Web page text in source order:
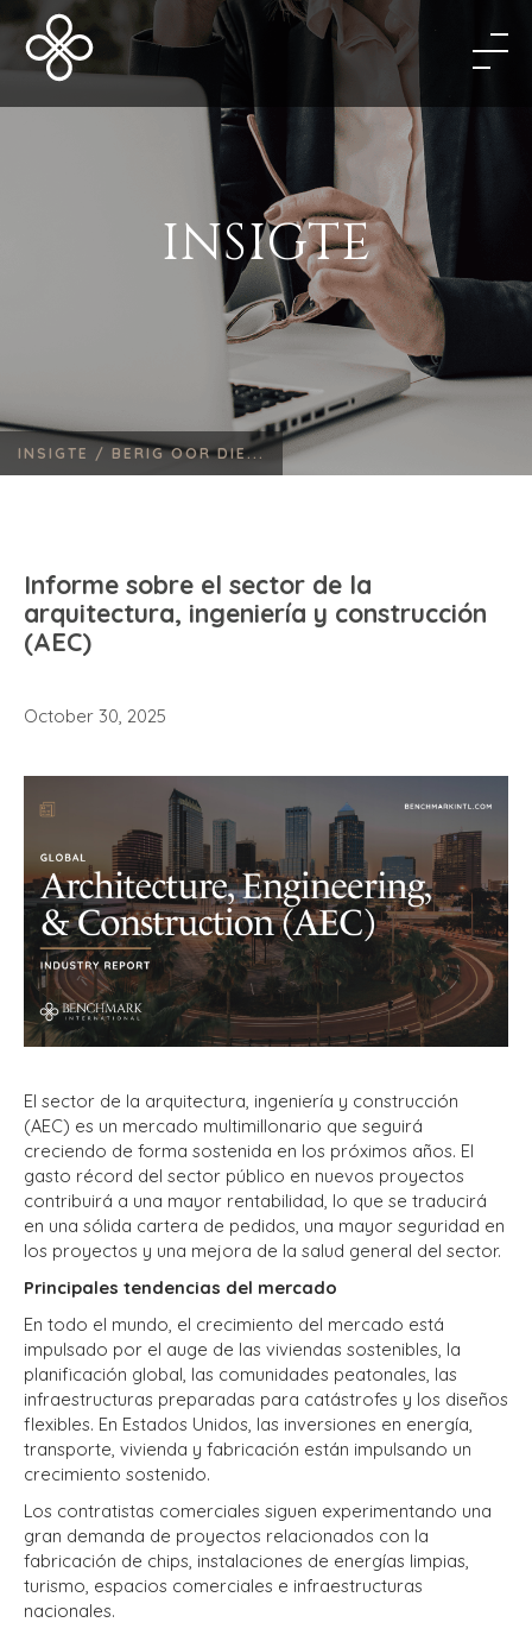
INSIGTE
INSIGTE / BERIG OOR DIE...
Informe sobre el sector de la
arquitectura, ingeniería y construcción
(AEC)
October 30, 2025
El sector de la arquitectura, ingeniería y construcción
(AEC) es un mercado multimillonario que seguirá
creciendo de forma sostenida en los próximos años. El
gasto récord del sector público en nuevos proyectos
contribuirá a una mayor rentabilidad, lo que se traducirá
en una sólida cartera de pedidos, una mayor seguridad en
los proyectos y una mejora de la salud general del sector.
Principales tendencias del mercado
En todo el mundo, el crecimiento del mercado está
impulsado por el auge de las viviendas sostenibles, la
planificación global, las comunidades peatonales, las
infraestructuras preparadas para catástrofes y los diseños
flexibles. En Estados Unidos, las inversiones en energía,
transporte, vivienda y fabricación están impulsando un
crecimiento sostenido.
Los contratistas comerciales siguen experimentando una
gran demanda de proyectos relacionados con la
fabricación de chips, instalaciones de energías limpias,
turismo, espacios comerciales e infraestructuras
nacionales.